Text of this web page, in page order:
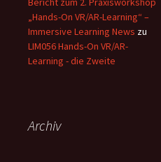
„Hands-On VR/AR-Learning“ –
Immersive Learning News zu
LIM056 Hands-On VR/AR-
Learning - die Zweite
Archiv